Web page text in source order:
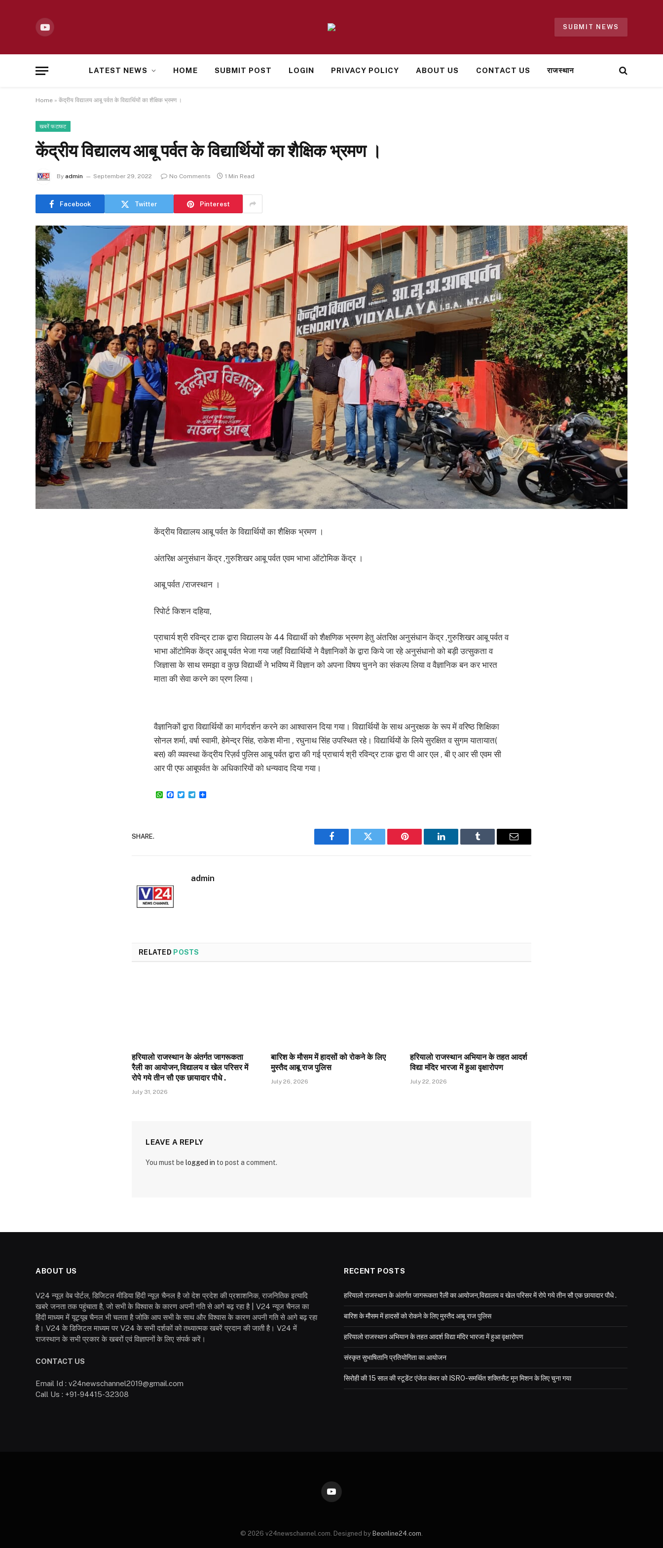
YouTube
SUBMIT NEWS
LATEST NEWS HOME SUBMIT POST LOGIN PRIVACY POLICY ABOUT US CONTACT US राजस्थान
Home » केंद्रीय विद्यालय आबू पर्वत के विद्यार्थियों का शैक्षिक भ्रमण ।
खबरें फटाफट
केंद्रीय विद्यालय आबू पर्वत के विद्यार्थियों का शैक्षिक भ्रमण ।
By admin September 29, 2022 No Comments 1 Min Read
Facebook Twitter Pinterest
केंद्रीय विद्यालय आबू पर्वत के विद्यार्थियों का शैक्षिक भ्रमण ।
अंतरिक्ष अनुसंधान केंद्र ,गुरुशिखर आबू पर्वत एवम भाभा ऑटोमिक केंद्र ।
आबू पर्वत /राजस्थान ।
रिपोर्ट किशन दहिया,
प्राचार्य श्री रविन्द्र टाक द्वारा विद्यालय के 44 विद्यार्थी को शैक्षणिक भ्रमण हेतु अंतरिक्ष अनुसंधान केंद्र ,गुरुशिखर आबू पर्वत व
भाभा ऑटोमिक केंद्र आबू पर्वत भेजा गया जहाँ विद्यार्थियों ने वैज्ञानिकों के द्वारा किये जा रहे अनुसंधानो को बड़ी उत्सुकता व
जिज्ञासा के साथ समझा व कुछ विद्यार्थी ने भविष्य में विज्ञान को अपना विषय चुनने का संकल्प लिया व वैज्ञानिक बन कर भारत
माता की सेवा करने का प्रण लिया।
वैज्ञानिकों द्वारा विद्यार्थियों का मार्गदर्शन करने का आश्वासन दिया गया। विद्यार्थियों के साथ अनुरक्षक के रूप में वरिष्ठ शिक्षिका
सोनल शर्मा, वर्षा स्वामी, हेमेन्द्र सिंह, राकेश मीना , रघुनाथ सिंह उपस्थित रहे। विद्यार्थियों के लिये सुरक्षित व सुगम यातायात(
बस) की व्यवस्था केंद्रीय रिज़र्व पुलिस आबू पर्वत द्वारा की गई प्राचार्य श्री रविन्द्र टाक द्वारा पी आर एल , बी ए आर सी एवम सी
आर पी एफ आबूपर्वत के अधिकारियों को धन्यवाद दिया गया।
WhatsApp
Facebook
TwitterTelegram
SHARE.
Facebook Twitter Pinterest LinkedIn Tumblr Email
admin
RELATED POSTS
हरियालो राजस्थान के अंतर्गत जागरूकता
रैली का आयोजन,विद्यालय व खेल परिसर में
रोपे गये तीन सौ एक छायादार पौधे .
July 31, 2026
बारिश के मौसम में हादसों को रोकने के लिए
मुस्तैद आबू राज पुलिस
July 26, 2026
हरियालो राजस्थान अभियान के तहत आदर्श
विद्या मंदिर भारजा में हुआ वृक्षारोपण
July 22, 2026
LEAVE A REPLY
You must be logged in to post a comment.
ABOUT US
V24 न्यूज़ वेब पोर्टल, डिजिटल मीडिया हिंदी न्यूज़ चैनल है जो देश प्रदेश की प्रशाशनिक, राजनितिक इत्यादि
खबरे जनता तक पहुंचाता है, जो सभी के विश्वास के कारण अपनी गति से आगे बढ़ रहा है | V24 न्यूज चैनल का
हिंदी माध्यम में यूट्यूब चैनल भी चलता है जोकि आप सभी के साथ और विश्वास के कारण अपनी गति से आगे बढ़ रहा
है। V24 के डिजिटल माध्यम पर V24 के सभी दर्शकों को तथ्यात्मक खबरें प्रदान की जाती है। V24 में
राजस्थान के सभी प्रकार के खबरों एवं विज्ञापनों के लिए संपर्क करें।
CONTACT US
Email Id : v24newschannel2019@gmail.com
Call Us : +91-94415-32308
RECENT POSTS
हरियालो राजस्थान के अंतर्गत जागरूकता रैली का आयोजन,विद्यालय व खेल परिसर में रोपे गये तीन सौ एक छायादार पौधे .
बारिश के मौसम में हादसों को रोकने के लिए मुस्तैद आबू राज पुलिस
हरियालो राजस्थान अभियान के तहत आदर्श विद्या मंदिर भारजा में हुआ वृक्षारोपण
संस्कृत सुभाषितानि प्रतियोगिता का आयोजन
सिरोही की 15 साल की स्टूडेंट एंजेल कंवर को ISRO-समर्थित शक्तिसैट मून मिशन के लिए चुना गया
YouTube
© 2026 v24newschannel.com. Designed by Beonline24.com.